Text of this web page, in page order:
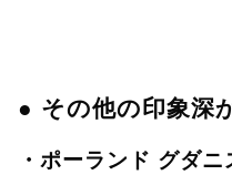
● その他の印象深
・ポーランド グダ